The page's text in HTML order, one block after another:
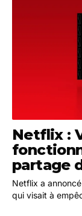
Netflix :
partage
Netflix a
qui visait à